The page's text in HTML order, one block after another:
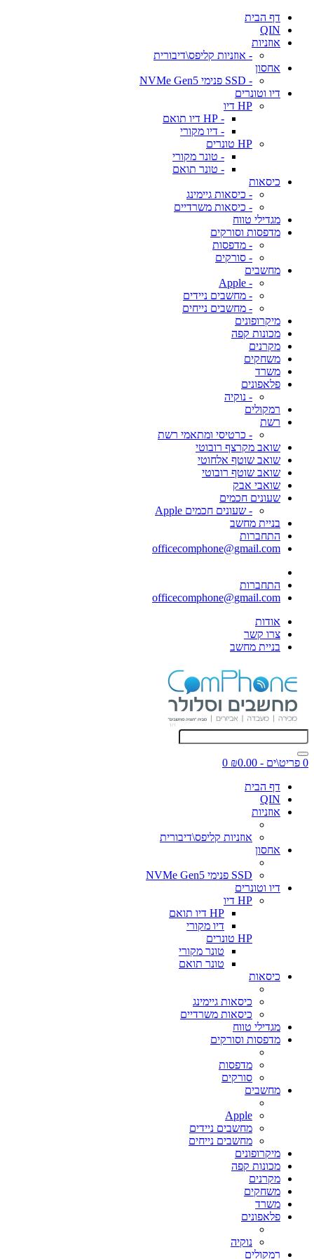
דף הבית
QIN
אוזניות
- אוזניות קליפס\דיבורית
אחסון
- SSD פנימי NVMe Gen5
דיו וטונרים
HP דיו
- HP דיו תואם
- דיו מקורי
HP טונרים
- טונר מקורי
- טונר תואם
כיסאות
- כיסאות גיימינג
- כיסאות משרדיים
מגדילי טווח
מדפסות וסורקים
- מדפסות
- סורקים
מחשבים
- Apple
- מחשבים ניידים
- מחשבים נייחים
מיקרופונים
מכונות קפה
מקרנים
משחקים
משרד
פלאפונים
- נוקיה
רמקולים
רשת
- כרטיסי ומתאמי רשת
שואב מקרצף רובוטי
שואב שוטף אלחוטי
שואב שוטף רובוטי
שואבי אבק
שעונים חכמים
- שעונים חכמים Apple
בניית מחשב
התחברות
officecomphone@gmail.com
התחברות
officecomphone@gmail.com
אודות
צרו קשר
בניית מחשב
0 פריט\ים - ₪0.00
0
דף הבית
QIN
אוזניות
אוזניות קליפס\דיבורית
אחסון
SSD פנימי NVMe Gen5
דיו וטונרים
HP דיו
HP דיו תואם
דיו מקורי
HP טונרים
טונר מקורי
טונר תואם
כיסאות
כיסאות גיימינג
כיסאות משרדיים
מגדילי טווח
מדפסות וסורקים
מדפסות
סורקים
מחשבים
Apple
מחשבים ניידים
מחשבים נייחים
מיקרופונים
מכונות קפה
מקרנים
משחקים
משרד
פלאפונים
נוקיה
רמקולים